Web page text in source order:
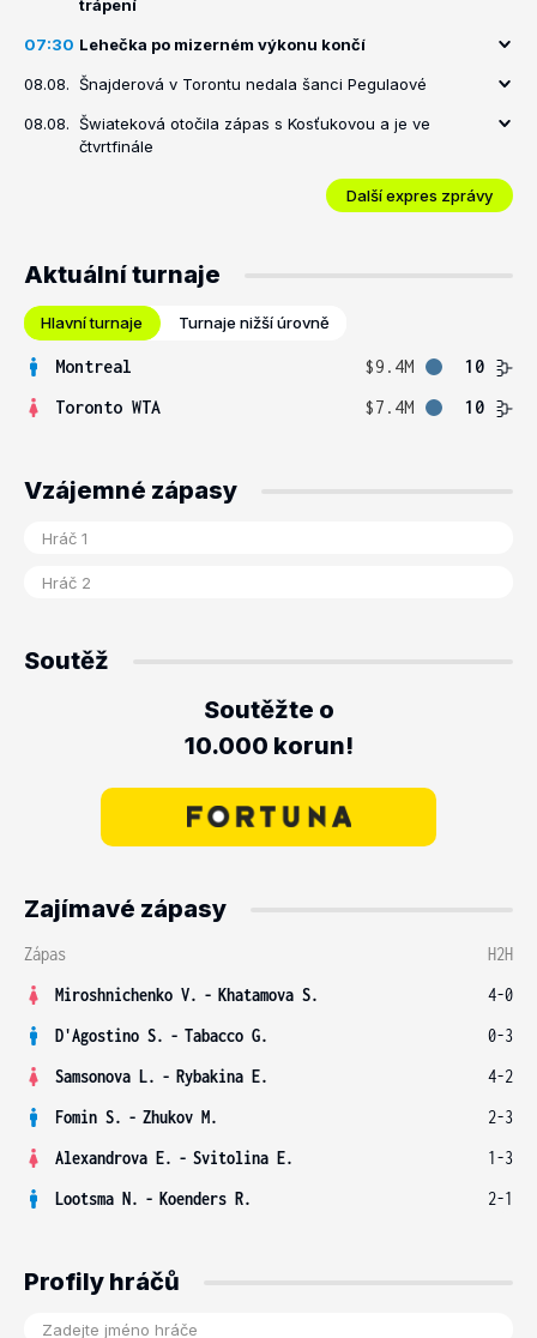
trápení
07:30 Lehečka po mizerném výkonu končí
08.08. Šnajderová v Torontu nedala šanci Pegulaové
08.08. Šwiateková otočila zápas s Kosťukovou a je ve
čtvrtfinále
Další expres zprávy
Aktuální turnaje
Hlavní turnaje Turnaje nižší úrovně
Montreal $9.4M
10
Toronto WTA
$7.4M 10
Vzájemné zápasy
Soutěž
Soutěžte o
10.000 korun!
Zajímavé zápasy
Zápas
H2H
Miroshnichenko V. - Khatamova S.
4-0
D'Agostino S. - Tabacco G.
0-3
Samsonova L. - Rybakina E.
4-2
Fomin S. - Zhukov M.
2-3
Alexandrova E. - Svitolina E.
1-3
Lootsma N. - Koenders R. 2-1
Profily hráčů